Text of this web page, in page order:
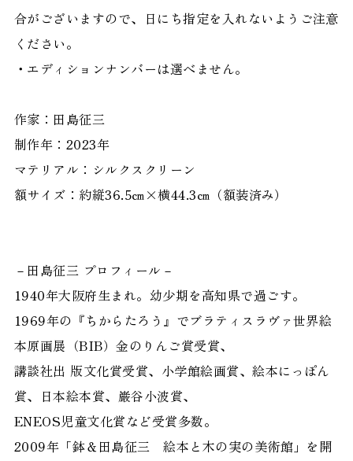
合がございますので、日にち指定を入れないようご注意
ください。
・エディションナンバーは選べません。
作家：田島征三
制作年：2023年
マテリアル：シルクスクリーン
額サイズ：約縦36.5㎝×横44.3㎝（額装済み）
－田島征三 プロフィール－
1940年大阪府生まれ。幼少期を高知県で過ごす。
1969年の『ちからたろう』でブラティスラヴァ世界絵
本原画展（BIB）金のりんご賞受賞、
講談社出 版文化賞受賞、小学館絵画賞、絵本にっぽん
賞、日本絵本賞、巌谷小波賞、
ENEOS児童文化賞など受賞多数。
2009年「鉢＆田島征三 絵本と木の実の美術館」を開